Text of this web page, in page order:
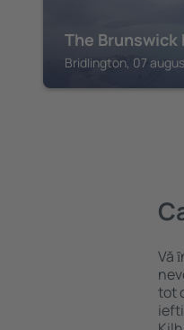
The Brunswick
Bridlington, 07
Vă
tot